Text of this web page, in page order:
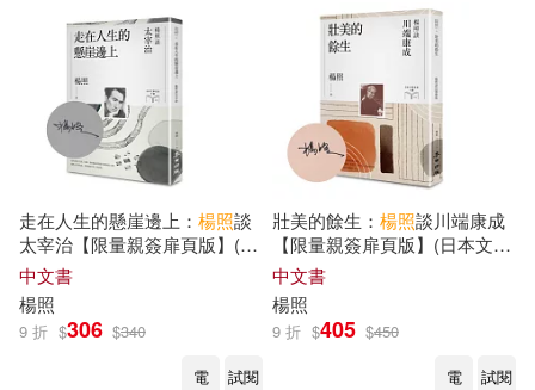
走在人生的懸崖邊上： 楊照談
太宰治【限量親簽扉頁版】(日
本文學名家十講5)
中文書
楊照
9 折 $306 $340
電
試閱
壯美的餘生： 楊照談川端康成
【限量親簽扉頁版】(日本文學
名家十講4)
中文書
楊照
9 折 $405 $450
電
試閱